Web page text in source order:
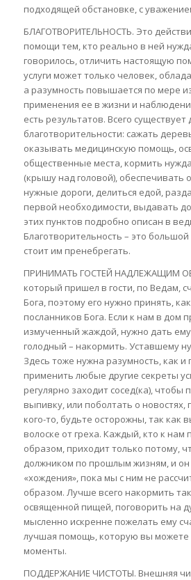
подходящей обстановке, с
БЛАГОТВОРИТЕЛЬНОСТЬ. Это
помощи тем, кто реально в ней
говорилось, отличить настоящую
услуги может только человек,
а разумность повышается по мере
применения ее в жизни и
есть результатов. Всего
благотворительности: сажать
оказывать медицинскую помощь,
общественные места, кормить
(крышу над головой), обеспечивать
нужные дороги, делиться едой,
первой необходимости, выдавать
этих пунктов подробно описан в
Благотворительность – это большой
стоит им пренебрегать.
ПРИНИМАТЬ ГОСТЕЙ НАДЛЕЖАЩИМ
который пришел в гости, по Ведам,
Бога, поэтому его нужно принять,
посланников Бога. Если к нам в дом
измученный жаждой, нужно дать ему
голодный – накормить. Уставшему
Здесь тоже нужна разумность, как и
применить любые другие секреты
регулярно заходит сосед(ка), чтобы
выпивку, или поболтать о новостях,
кого-то, будьте осторожны, так как
волоске от греха. Каждый, кто к нам
образом, приходит только потому,
должником по прошлым жизням, и он
«хождения», пока мы с ним не
образом. Лучше всего накормить
освященной пищей, поговорить на
мысленно искренне пожелать ему
лучшая помощь, которую вы можете
моменты.
ПОДДЕРЖАНИЕ ЧИСТОТЫ. Внешняя